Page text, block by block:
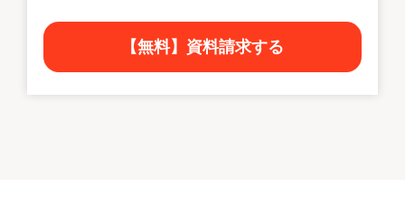
【無料】資料請求する